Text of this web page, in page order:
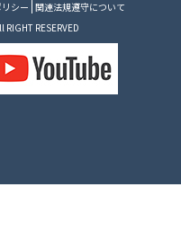
シー 関連法規遵守について
RESERVED